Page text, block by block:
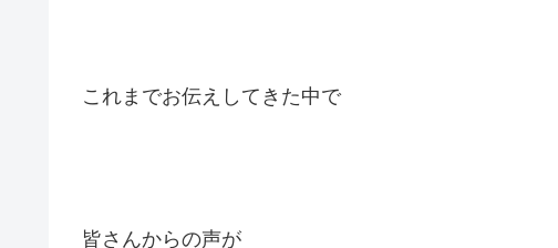
これまでお伝えしてきた中で
皆さんからの声が